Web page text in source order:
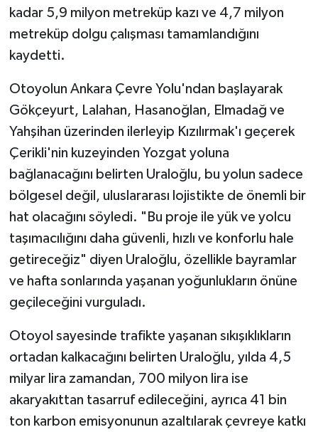
kadar 5,9 milyon metreküp kazı ve 4,7 milyon
metreküp dolgu çalışması tamamlandığını
kaydetti.
Otoyolun Ankara Çevre Yolu'ndan başlayarak
Gökçeyurt, Lalahan, Hasanoğlan, Elmadağ ve
Yahşihan üzerinden ilerleyip Kızılırmak'ı geçerek
Çerikli'nin kuzeyinden Yozgat yoluna
bağlanacağını belirten Uraloğlu, bu yolun sadece
bölgesel değil, uluslararası lojistikte de önemli bir
hat olacağını söyledi. "Bu proje ile yük ve yolcu
taşımacılığını daha güvenli, hızlı ve konforlu hale
getireceğiz" diyen Uraloğlu, özellikle bayramlar
ve hafta sonlarında yaşanan yoğunlukların önüne
geçileceğini vurguladı.
Otoyol sayesinde trafikte yaşanan sıkışıklıkların
ortadan kalkacağını belirten Uraloğlu, yılda 4,5
milyar lira zamandan, 700 milyon lira ise
akaryakıttan tasarruf edileceğini, ayrıca 41 bin
ton karbon emisyonunun azaltılarak çevreye katkı